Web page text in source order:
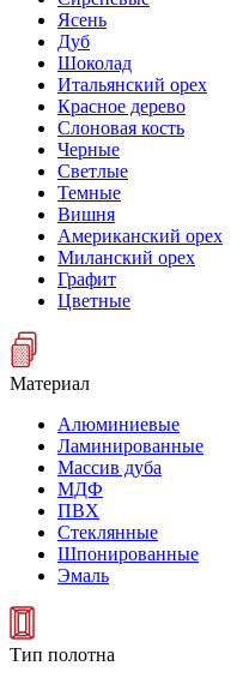
Ясень
Дуб
Шоколад
Итальянский орех
Красное дерево
Слоновая кость
Черные
Светлые
Темные
Вишня
Американский орех
Миланский орех
Графит
Цветные
Материал
Алюминиевые
Ламинированные
Массив дуба
МДФ
ПВХ
Стеклянные
Шпонированные
Эмаль
Тип полотна